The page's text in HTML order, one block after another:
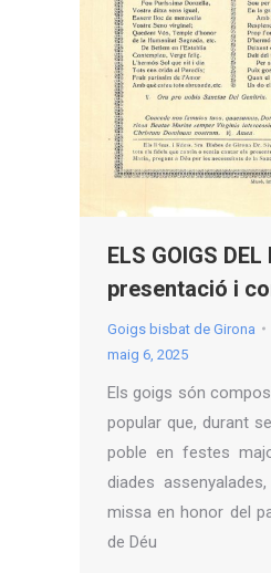
ELS GOIGS
presentació i
Goigs bisbat de Girona
maig 6, 2025
Els goigs són
popular que, durant
poble en festes
diades
missa en honor del
de Déu